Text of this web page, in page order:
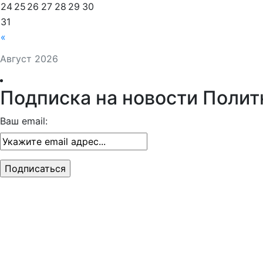
Август 2026
«
24 25 26 27 28 29 30
31
Подписка на новости
Ваш email: